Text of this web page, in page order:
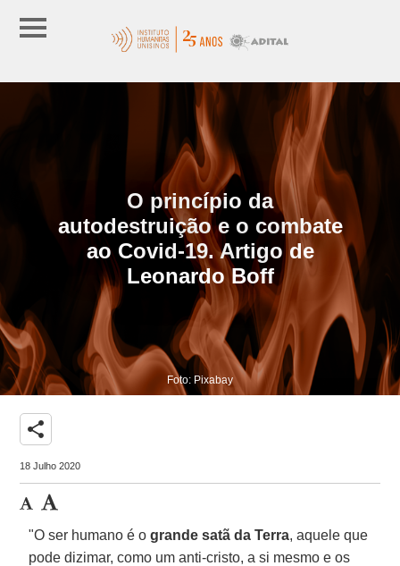
O princípio da
autodestruição e o combate
ao Covid-19. Artigo de
Leonardo Boff
Foto: Pixabay
share
18 Julho 2020
"O ser humano é ogrande satã da Terra, aquele que
pode dizimar, como um anti-cristo, a si mesmo e os